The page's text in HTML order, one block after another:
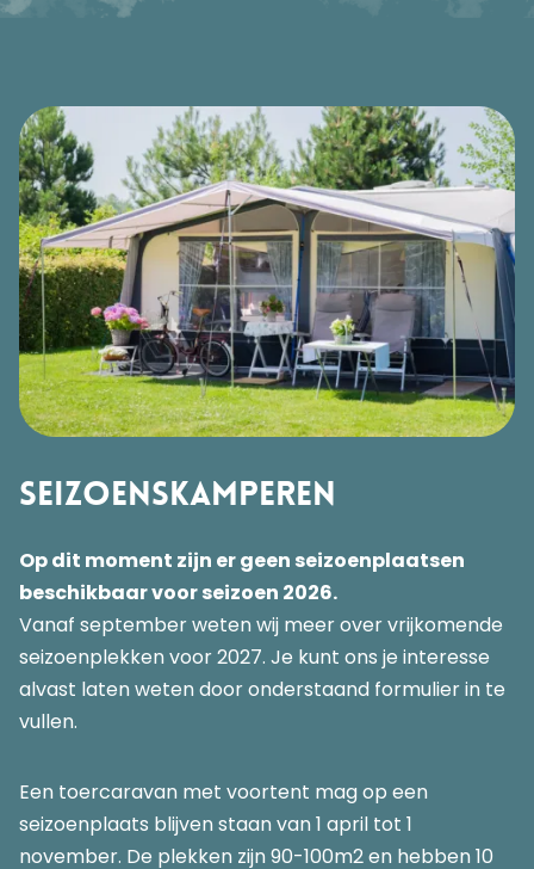
Seizoenskamperen
Op dit moment zijn er geen seizoenplaatsen
beschikbaar voor seizoen 2026.
Vanaf september weten wij meer over vrijkomende
seizoenplekken voor 2027. Je kunt ons je interesse
alvast laten weten door onderstaand formulier in te
vullen.
Een toercaravan met voortent mag op een
seizoenplaats blijven staan van 1 april tot 1
november. De plekken zijn 90-100m2 en hebben 10